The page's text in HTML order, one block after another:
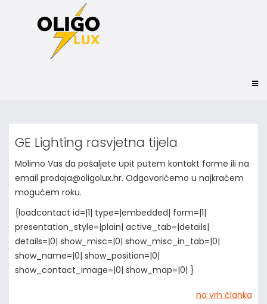
GE Lighting rasvjetna tijela
Molimo Vas da pošaljete upit putem kontakt forme ili na
email prodaja@oligolux.hr. Odgovorićemo u najkraćem
mogućem roku.
{loadcontact id=|1| type=|embedded| form=|1|
presentation_style=|plain| active_tab=|details|
details=|0| show_misc=|0| show_misc_in_tab=|0|
show_name=|0| show_position=|0|
show_contact_image=|0| show_map=|0| }
na vrh članka